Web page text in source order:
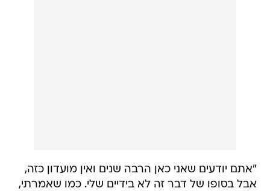
"אתם יודעים שאני כאן הרבה שנים ואין מועדון כזה,
אבל בסופו של דבר זה לא בידיים שלי. כמו שאמרתי,